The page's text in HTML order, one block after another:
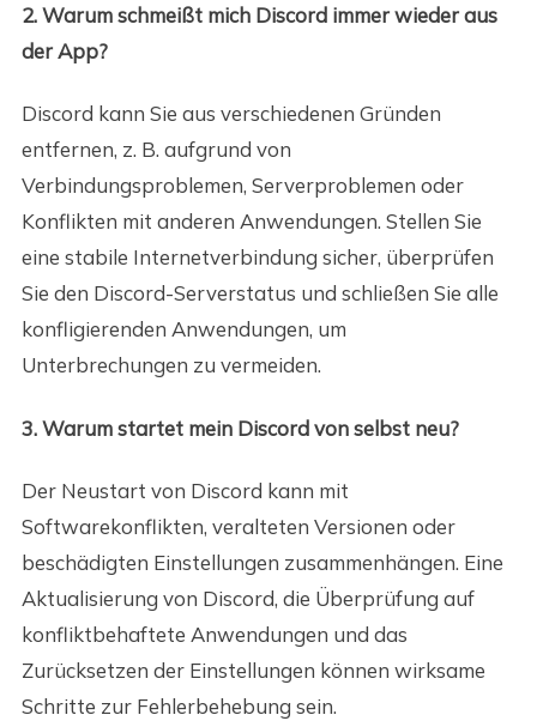
2. Warum schmeißt mich Discord immer wieder aus
der App?
Discord kann Sie aus verschiedenen Gründen
entfernen, z. B. aufgrund von
Verbindungsproblemen, Serverproblemen oder
Konflikten mit anderen Anwendungen. Stellen Sie
eine stabile Internetverbindung sicher, überprüfen
Sie den Discord-Serverstatus und schließen Sie alle
konfligierenden Anwendungen, um
Unterbrechungen zu vermeiden.
3. Warum startet mein Discord von selbst neu?
Der Neustart von Discord kann mit
Softwarekonflikten, veralteten Versionen oder
beschädigten Einstellungen zusammenhängen. Eine
Aktualisierung von Discord, die Überprüfung auf
konfliktbehaftete Anwendungen und das
Zurücksetzen der Einstellungen können wirksame
Schritte zur Fehlerbehebung sein.